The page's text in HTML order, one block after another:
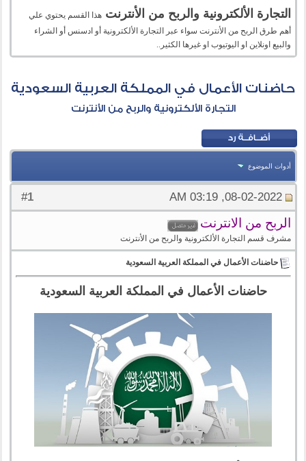
التجارة الألكترونية والربح من الأنترنت هذا القسم يحتوي علي
أهم طرق الربح من الأنترنت سواء عبر التجارة الألكترونية أو ادسنس أو الشراء
والبيع اونلاين او اليوتيوب او غيرها الكثير..
حاضنات الأعمال في المملكة العربية السعودية
التجارة الألكترونية والربح من الأنترنت
أدوات الموضوع
#
1 08-02-2022, 03:19 AM
الربح من الانترنت
مشرف قسم التجارة الألكترونية والربح من الأنترنت
حاضنات الأعمال في المملكة العربية السعودية
حاضنات الأعمال في المملكة العربية السعودية